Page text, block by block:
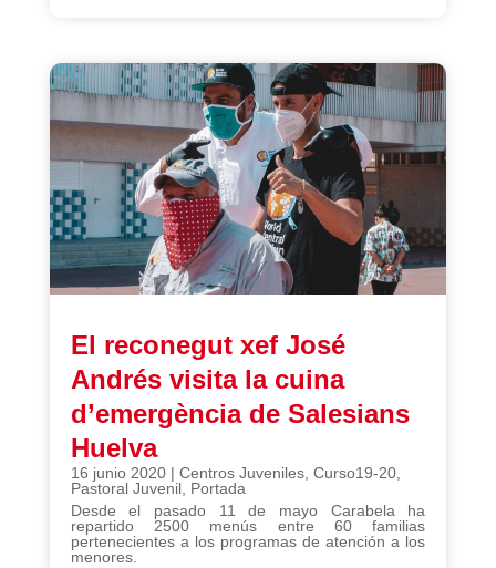
El reconegut xef José
Andrés visita la cuina
d’emergència de Salesians
Huelva
16 junio 2020| Centros Juveniles, Curso19-20,
Pastoral Juvenil, Portada
Desde el pasado 11 de mayo Carabela ha
repartido 2500 menús entre 60 familias
pertenecientes a los programas de atención a los
menores.